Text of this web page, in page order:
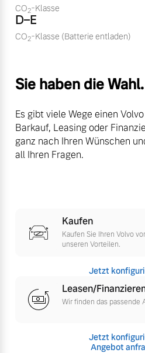
Mehr
Finanzierung & Leasing
CO2-Klasse
D–E
CO2-Klasse (Batterie entladen)
Sie haben die Wahl.
Es gibt viele Wege einen
Barkauf, Leasing oder
ganz nach Ihren Wünschen
all Ihren Fragen.
Kaufen
Kaufen Sie Ihren Volvo
unseren Vorteilen.
Jetzt
Leasen/
Wir finden das passende
Jetzt
Angebot